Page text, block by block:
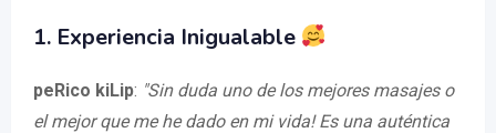
1. Experiencia Inigualable
peRico kiLip: "Sin duda uno de los mejores masajes o
el mejor que me he dado en mi vida! Es una auténtica